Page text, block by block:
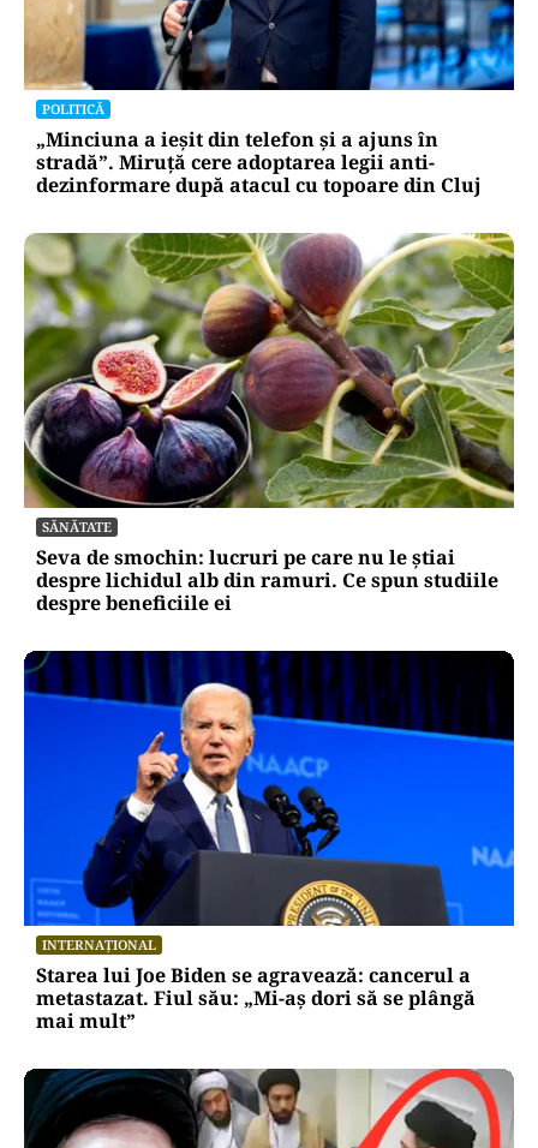
POLITICĂ
„Minciuna a ieșit din telefon și a ajuns în
stradă”. Miruță cere adoptarea legii anti-
dezinformare după atacul cu topoare din Cluj
SĂNĂTATE
Seva de smochin: lucruri pe care nu le știai
despre lichidul alb din ramuri. Ce spun studiile
despre beneficiile ei
INTERNAȚIONAL
Starea lui Joe Biden se agravează: cancerul a
metastazat. Fiul său: „Mi-aș dori să se plângă
mai mult”